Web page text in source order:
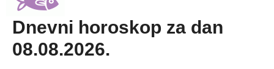
Dnevni horoskop za dan
08.08.2026.